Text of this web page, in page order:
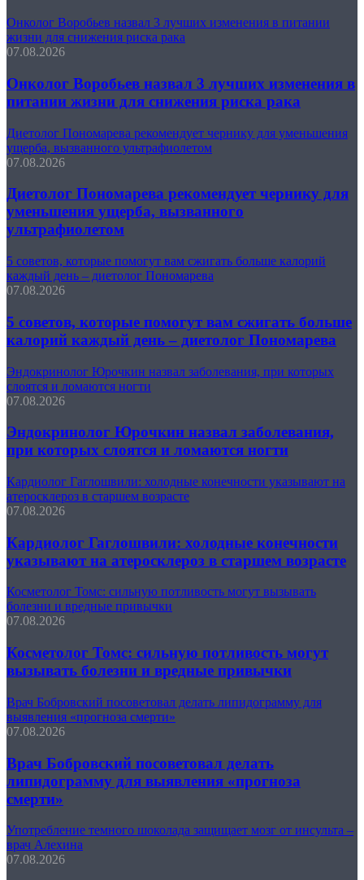
Онколог Воробьев назвал 3 лучших изменения в питании
жизни для снижения риска рака
07.08.2026
Онколог Воробьев назвал 3 лучших изменения в
питании жизни для снижения риска рака
Диетолог Пономарева рекомендует чернику для уменьшения
ущерба, вызванного ультрафиолетом
07.08.2026
Диетолог Пономарева рекомендует чернику для
уменьшения ущерба, вызванного
ультрафиолетом
5 советов, которые помогут вам сжигать больше калорий
каждый день – диетолог Пономарева
07.08.2026
5 советов, которые помогут вам сжигать больше
калорий каждый день – диетолог Пономарева
Эндокринолог Юрочкин назвал заболевания, при которых
слоятся и ломаются ногти
07.08.2026
Эндокринолог Юрочкин назвал заболевания,
при которых слоятся и ломаются ногти
Кардиолог Гаглошвили: холодные конечности указывают на
атеросклероз в старшем возрасте
07.08.2026
Кардиолог Гаглошвили: холодные конечности
указывают на атеросклероз в старшем возрасте
Косметолог Томс: сильную потливость могут вызывать
болезни и вредные привычки
07.08.2026
Косметолог Томс: сильную потливость могут
вызывать болезни и вредные привычки
Врач Бобровский посоветовал делать липидограмму для
выявления «прогноза смерти»
07.08.2026
Врач Бобровский посоветовал делать
липидограмму для выявления «прогноза
смерти»
Употребление темного шоколада защищает мозг от инсульта –
врач Алехина
07.08.2026